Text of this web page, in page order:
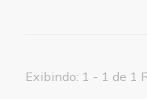
Exibindo: 1 - 1 de 1